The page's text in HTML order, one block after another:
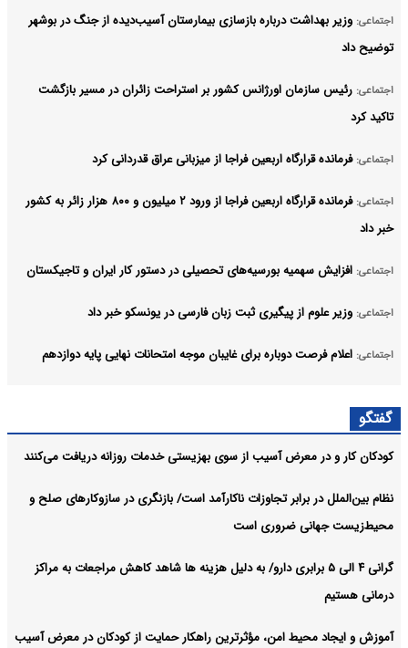
اجتماعی: وزیر بهداشت درباره بازسازی بیمارستان آسیب‌دیده از جنگ در بوشهر
توضیح داد
اجتماعی: رئیس سازمان اورژانس کشور بر استراحت زائران در مسیر بازگشت
تاکید کرد
اجتماعی: فرمانده قرارگاه اربعین فراجا از میزبانی عراق قدردانی کرد
اجتماعی:
فرمانده قرارگاه اربعین فراجا از ورود ۲ میلیون و ۸۰۰ هزار زائر به کشور
خبر داد
اجتماعی: افزایش سهمیه بورسیه‌های تحصیلی در دستور کار ایران و تاجیکستان
اجتماعی: وزیر علوم از پیگیری ثبت زبان فارسی در یونسکو خبر داد
اجتماعی: اعلام فرصت دوباره برای غایبان موجه امتحانات نهایی پایه دوازدهم
جابجا شدند
اجتماعی: احتمالا سامانه‌های تامین اجتماعی موقتا قطع می‌شود
آرشیو
گفتگو
کودکان کار و در معرض آسیب از سوی بهزیستی خدمات روزانه دریافت می‌کنند
نظام بین‌الملل در برابر تجاوزات ناکارآمد است/ بازنگری در سازوکارهای صلح و
محیط‌زیست جهانی ضروری است
گرانی ۴ الی ۵ برابری دارو/ به دلیل هزینه ها شاهد کاهش مراجعات به مراکز
درمانی هستیم
آموزش و ایجاد محیط امن، مؤثرترین راهکار حمایت از کودکان در معرض آسیب